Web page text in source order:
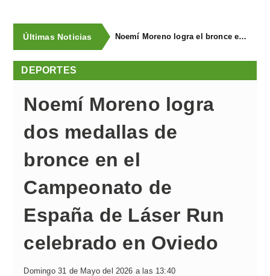
Últimas Noticias Noemí Moreno logra el bronce en el XXX Biatlón Ciudad de Gijón
DEPORTES
Noemí Moreno logra
dos medallas de
bronce en el
Campeonato de
España de Láser Run
celebrado en Oviedo
Domingo 31 de Mayo del 2026 a las 13:40